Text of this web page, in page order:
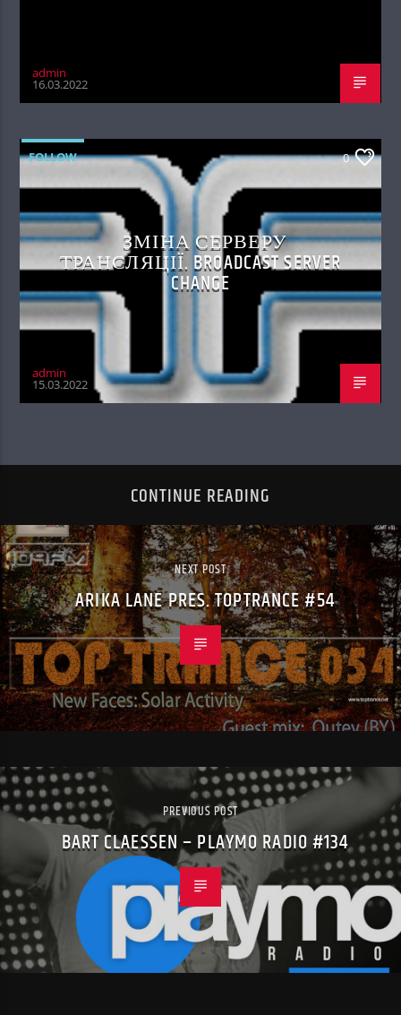
admin
16.03.2022
FOLLOW 0
ЗМІНА СЕРВЕРУ
ТРАНСЛЯЦІЇ. BROADCAST SERVER
CHANGE
admin
15.03.2022
CONTINUE READING
NEXT POST
ARIKA LANE PRES. TOPTRANCE #54
PREVIOUS POST
BART CLAESSEN – PLAYMO RADIO #134